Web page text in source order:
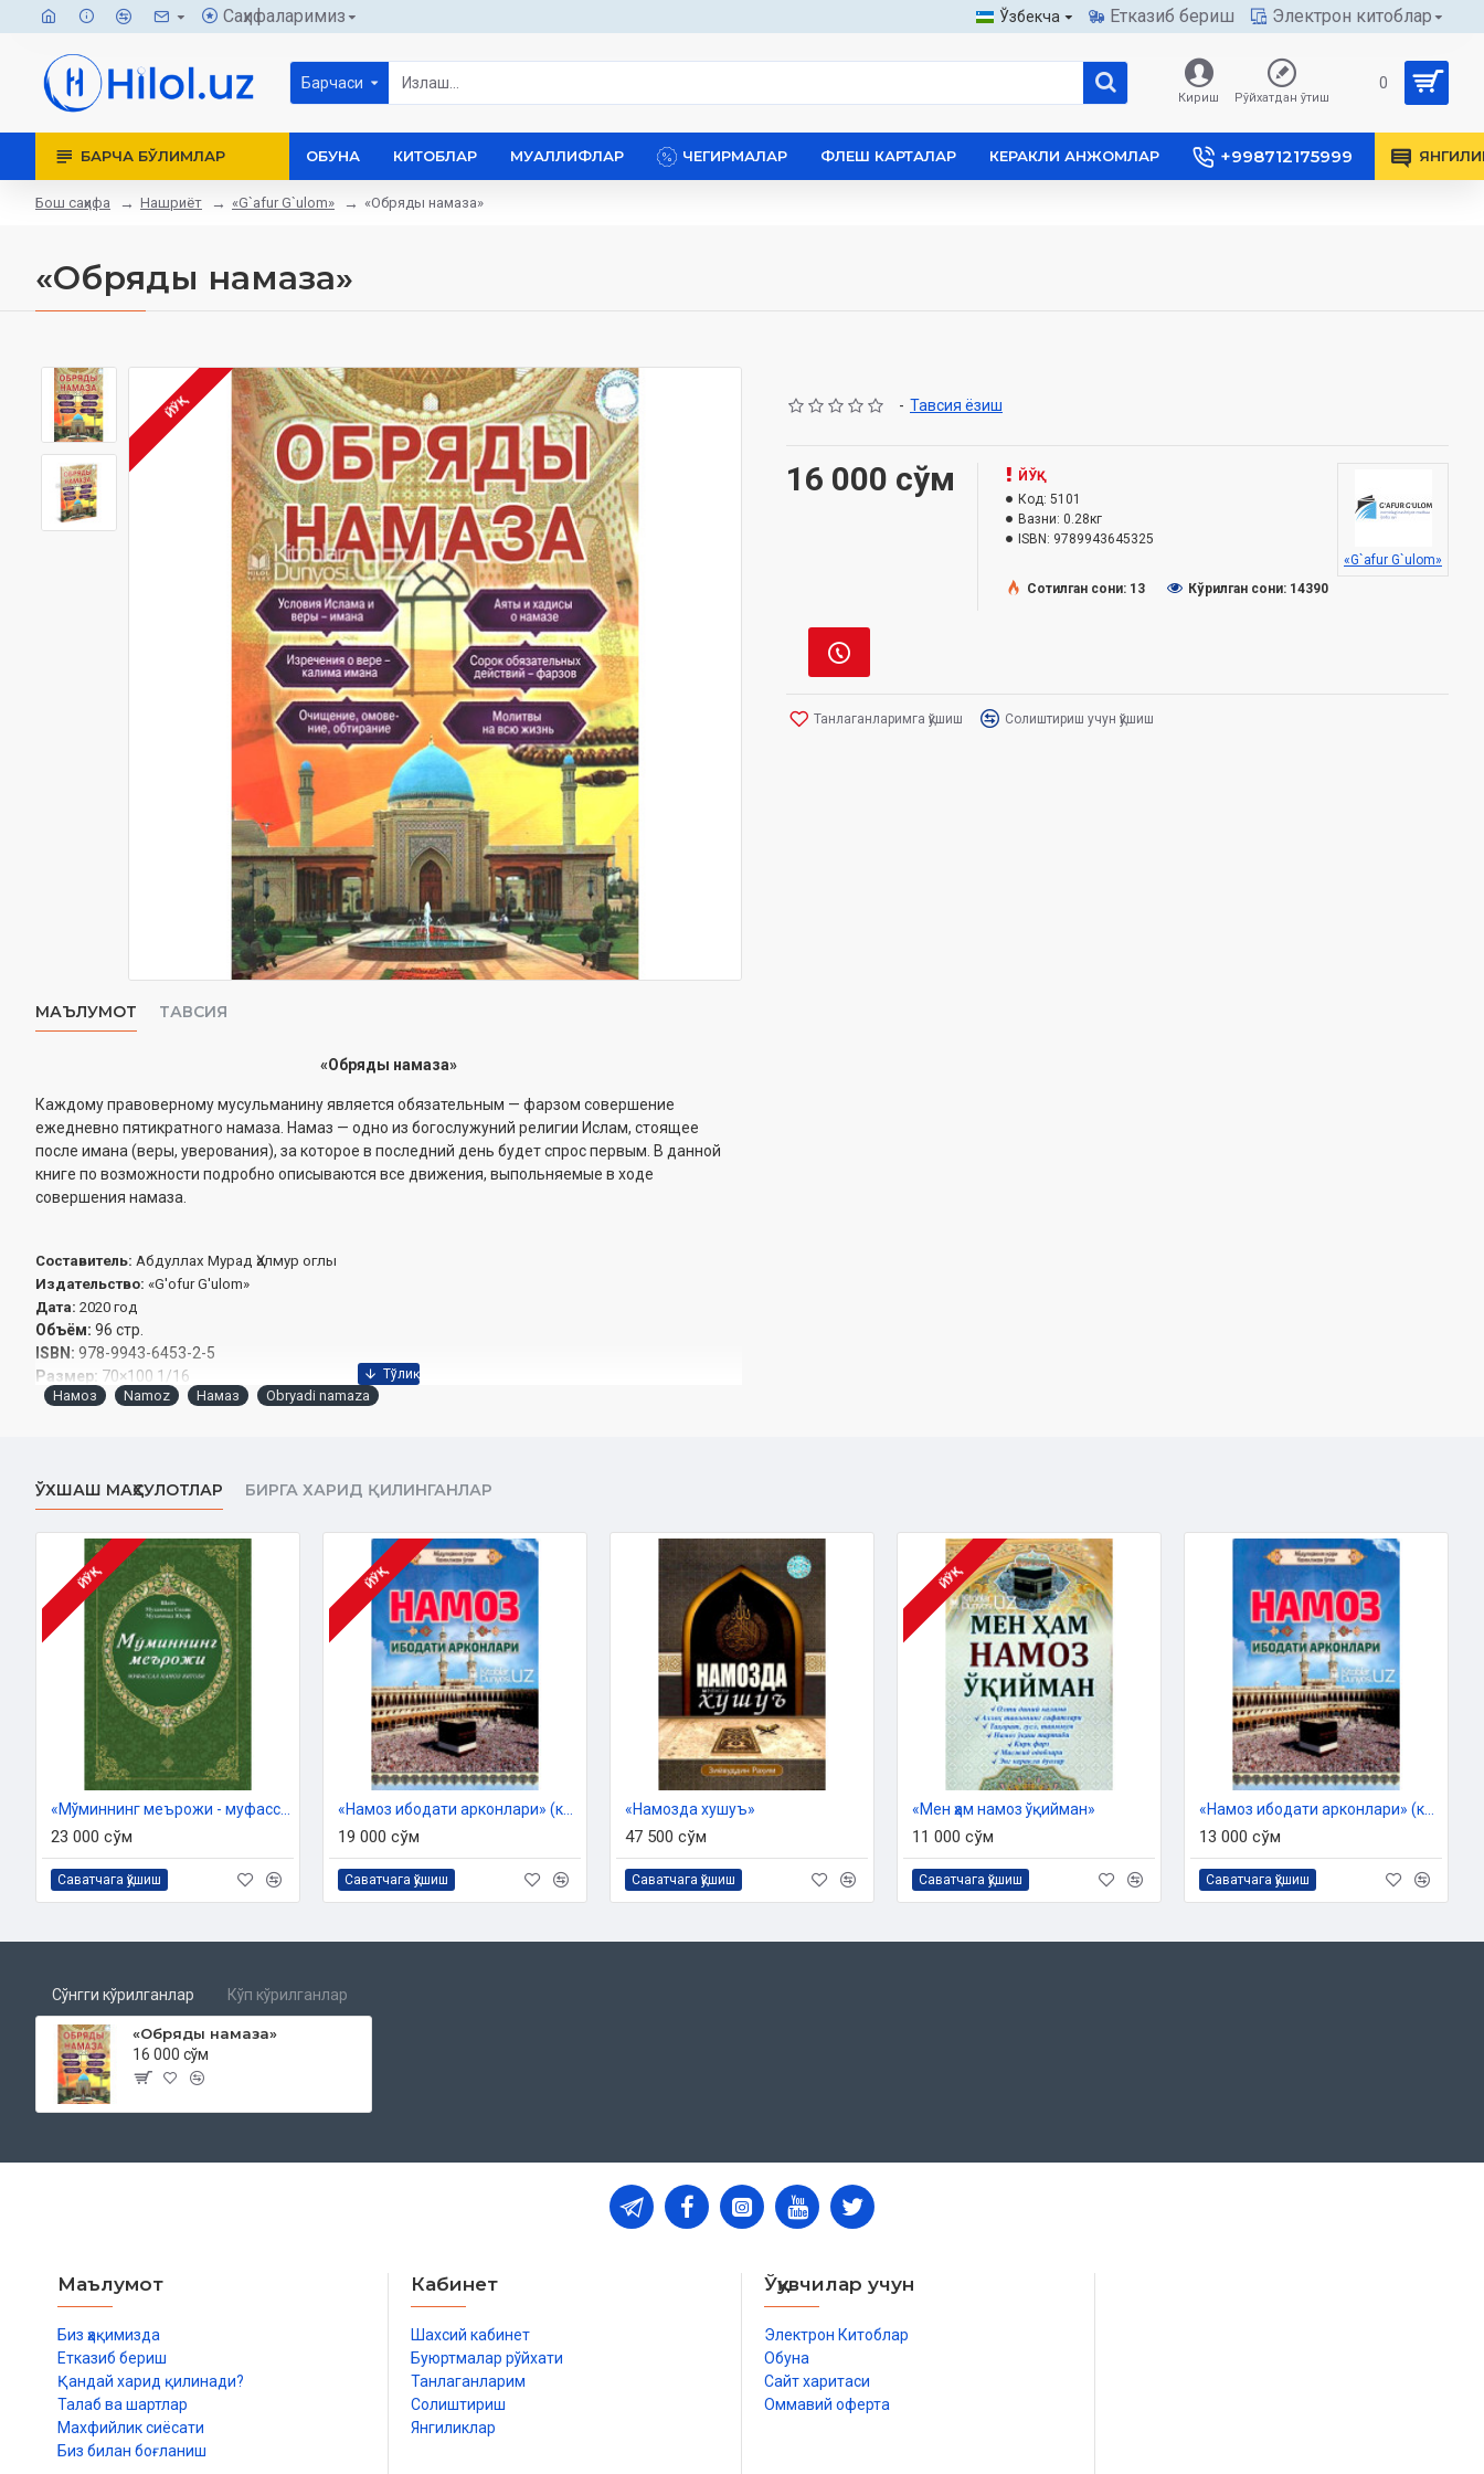
Саҳифаларимиз Ўзбекча Етказиб бериш Электрон китоблар
Барчаси
Кириш Рўйхатдан ўтиш
0
БАРЧА БЎЛИМЛАР ОБУНА КИТОБЛАР МУАЛЛИФЛАР ЧЕГИРМАЛАР ФЛЕШ КАРТАЛАР КЕРАКЛИ АНЖОМЛАР +998712175999
Бош саҳифа Нашриёт «G`afur G`ulom» «Обряды намаза»
«Обряды намаза»
ЙЎҚ
МАЪЛУМОТ ТАВСИЯ
«Обряды намаза»
Каждому правоверному мусульманину является обязательным — фарзом совершение
ежедневно пятикратного намаза. Намаз — одно из богослужуний религии Ислам, стоящее
после имана (веры, уверования), за которое в последний день будет спрос первым. В данной
книге по возможности подробно описываются все движения, выпольняемые в ходе
совершения намаза.
Составитель: Абдуллах Мурад Ҳалмур оглы
Издательство: «G'ofur G'ulom»
Дата: 2020 год
Объём: 96 стр.
ISBN: 978-9943-6453-2-5
Размер: 70×100 1/16
Обложка: мягкий
- Тавсия ёзиш
16 000 сўм
ЙЎҚ
Код: 5101
Вазни: 0.28кг
ISBN: 9789943645325
«G`afur G`ulom»
Сотилган сони: 13
Кўрилган сони: 14390
Танлаганларимга қўшиш Солиштириш учун қўшиш
Намоз Namoz Намаз Obryadi namaza
ЎХШАШ МАҲСУЛОТЛАР БИРГА ХАРИД ҚИЛИНГАНЛАР
ЙЎҚ
23 000 сўм
Саватчага қўшиш
ЙЎҚ
19 000 сўм
Саватчага қўшиш
«Намозда хушуъ»
47 500 сўм
Саватчага қўшиш
ЙЎҚ
«Мен ҳам намоз ўқийман»
11 000 сўм
Саватчага қўшиш
13 000 сўм
Саватчага қўшиш
Сўнгги кўрилганлар Кўп кўрилганлар
«Обряды намаза»
16 000 сўм
Маълумот
Биз ҳақимизда
Етказиб бериш
Қандай харид қилинади?
Талаб ва шартлар
Махфийлик сиёсати
Биз билан боғланиш
Кабинет
Шахсий кабинет
Буюртмалар рўйхати
Танлаганларим
Солиштириш
Янгиликлар
Ўқувчилар учун
Электрон Китоблар
Обуна
Сайт харитаси
Оммавий оферта